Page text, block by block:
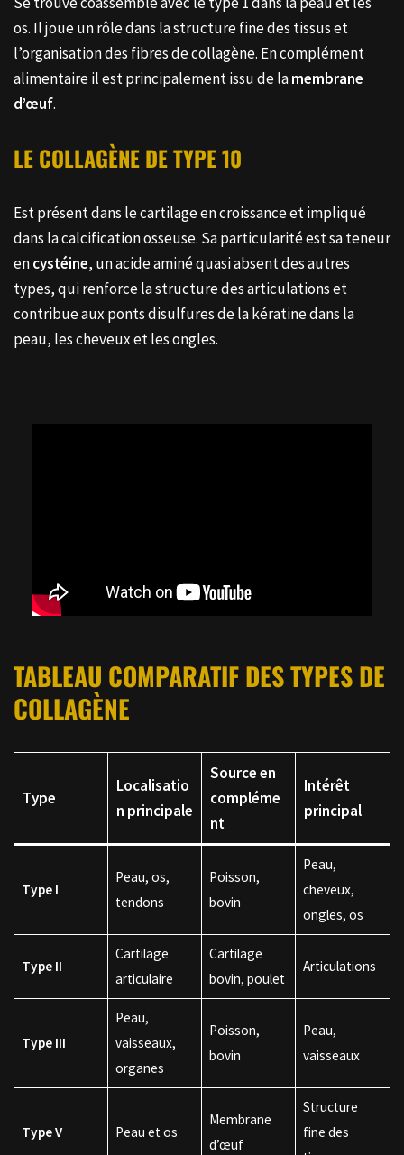
os. Il joue un rôle dans la structure fine des tissus et
l’organisation des fibres de collagène. En complément
alimentaire il est principalement issu de lamembrane
d’œuf.
LE COLLAGÈNE DE TYPE 10
Est présent dans le cartilage en croissance et impliqué
dans la calcification osseuse. Sa particularité est sa teneur
encystéine, un acide aminé quasi absent des autres
types, qui renforce la structure des articulations et
contribue aux ponts disulfures de la kératine dans la
peau, les cheveux et les ongles.
TABLEAU COMPARATIF DES TYPES DE
COLLAGÈNE
Type
Localisatio
n principale
Source en
compléme
nt
Intérêt
principal
Type I
Peau, os,
tendons
Poisson,
bovin
Peau,
cheveux,
ongles, os
Type II
Cartilage
articulaire
Cartilage
bovin, poulet
Articulations
Type III
Peau,
vaisseaux,
organes
Poisson,
bovin
Peau,
vaisseaux
Type V Peau et os
Membrane
d’œuf
Structure
fine des